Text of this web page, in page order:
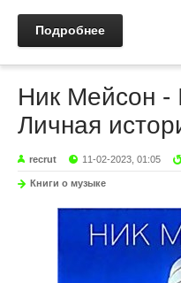
Подробнее
Ник Мейсон -
Личная
recrut 11-02-2023, 01:05
Книги о музыке